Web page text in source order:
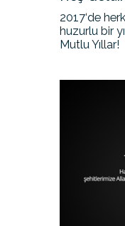
2017‘de
huzurlu bir
Mutlu Yıllar!